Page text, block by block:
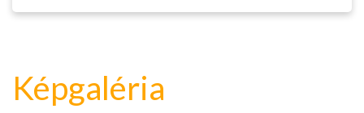
Képgaléria